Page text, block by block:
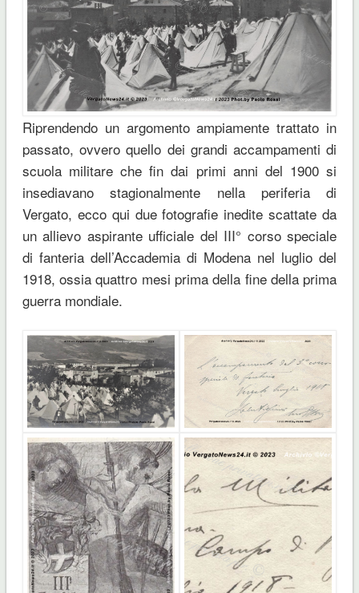
Riprendendo un argomento ampiamente trattato in
passato, ovvero quello dei grandi accampamenti di
scuola militare che fin dai primi anni del 1900 si
insediavano stagionalmente nella periferia di
Vergato, ecco qui due fotografie inedite scattate da
un allievo aspirante ufficiale del III° corso speciale
di fanteria dell’Accademia di Modena nel luglio del
1918, ossia quattro mesi prima della fine della prima
guerra mondiale.